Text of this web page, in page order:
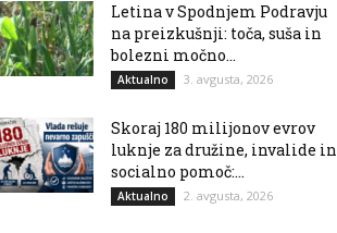
Letina v Spodnjem Podravju
na preizkušnji: toča, suša in
bolezni močno...
Aktualno 3. avgusta, 2026
Skoraj 180 milijonov evrov
luknje za družine, invalide in
socialno pomoč:...
Aktualno 2. avgusta, 2026